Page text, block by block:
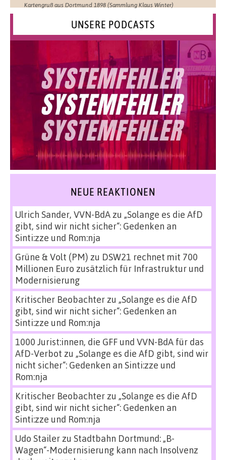
Kartengruß aus Dortmund 1898 (Sammlung Klaus Winter)
UNSERE PODCASTS
NEUE REAKTIONEN
Ulrich Sander, VVN-BdAzu „Solange es die AfD
gibt, sind wir nicht sicher“: Gedenken an
Sinti:zze und Rom:nja
Grüne & Volt (PM) zu DSW21 rechnet mit 700
Millionen Euro zusätzlich für Infrastruktur und
Modernisierung
Kritischer Beobachterzu „Solange es die AfD
gibt, sind wir nicht sicher“: Gedenken an
Sinti:zze und Rom:nja
1000 Jurist:innen, die GFF und VVN-BdA für das
AfD-Verbot zu „Solange es die AfD gibt, sind wir
nicht sicher“: Gedenken an Sinti:zze und
Rom:nja
Kritischer Beobachterzu „Solange es die AfD
gibt, sind wir nicht sicher“: Gedenken an
Sinti:zze und Rom:nja
Udo Stailerzu Stadtbahn Dortmund: „B-
Wagen“-Modernisierung kann nach Insolvenz